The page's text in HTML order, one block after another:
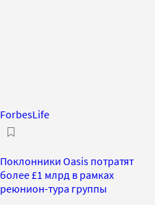
ForbesLife
Поклонники Oasis потратят
более £1 млрд в рамках
реюнион-тура группы